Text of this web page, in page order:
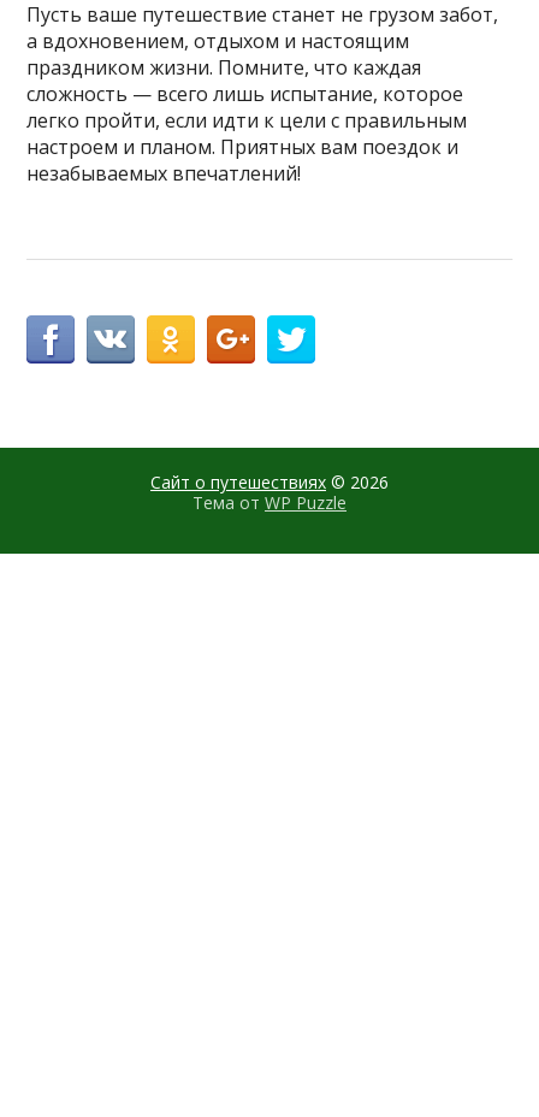
Пусть ваше путешествие станет не грузом забот,
а вдохновением, отдыхом и настоящим
праздником жизни. Помните, что каждая
сложность — всего лишь испытание, которое
легко пройти, если идти к цели с правильным
настроем и планом. Приятных вам поездок и
незабываемых впечатлений!
Сайт о путешествиях © 2026
Тема от WP Puzzle